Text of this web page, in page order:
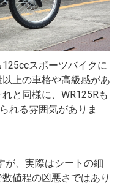
スポーツバイクに
上の車格や高級感があ
と同様に、WR125Rも
れる雰囲気がありま
が、実際はシートの細
値程の凶悪さではあり